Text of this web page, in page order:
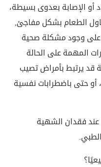
أو الإصابة بعدوى بسيطة،
الطعام بشكل مفاجئ,
وجود مشكلة صحية
المهمة على الحالة
قد يرتبط بأمراض تصيب
أو حتى باضطرابات نفسية
عند فقدان الشهية